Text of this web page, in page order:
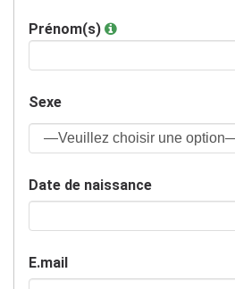
Prénom(s)
Sexe
Date de naissance
E.mail